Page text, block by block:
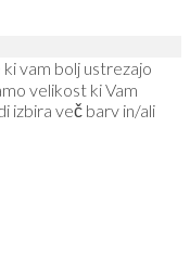
vam bolj ustrezajo
velikost ki Vam
izbira več barv in/ali